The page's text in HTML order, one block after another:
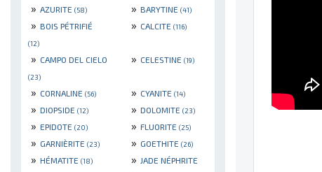
» AZURITE (58) » BARYTINE (41)
» BOIS PÉTRIFIÉ
(12)
» CALCITE (116)
» CAMPO DEL CIELO
(23)
» CELESTINE (19)
» CORNALINE (56) » CYANITE (14)
» DIOPSIDE (12) » DOLOMITE (23)
» EPIDOTE (20) » FLUORITE (25)
» GARNIÈRITE (23) » GOETHITE (26)
» HÉMATITE (18) » JADE NÉPHRITE